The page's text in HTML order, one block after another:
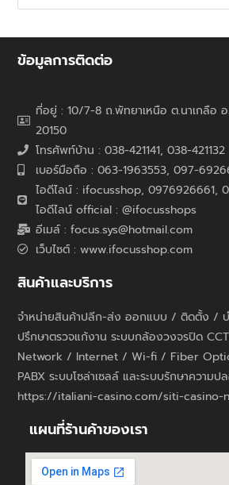
ข้อมูลการติดต่อ
ที่อยู่ : 10/7-8 ถ.พัทยาเหนือ ต.นาเกลือ
20150
โทรศัพท์บ้าน : 038-421141, 038-421132
เบอร์มือถือ : 063-1963553, 097-
ไอดีไลน์ : ifocusshop, 0976926661,
ไอดีไลน์ official : @ifocusshops
อีเมล์ : focus.sys@hotmail.com
เว็บไซต์ : www.ifocusshop.com
สินค้าและบริการ
จำหน่ายสินค้าปลีก-ส่ง ออกแบบ / ติดตั้ง / บ
ปรึกษาตรวจแก้งาน ระบบกล้องวงจรปิด
Network / Internet / Wi-fi / Fiber
PABX ระบบโซล่าเซลล์ และระบบรักษาความ
https://italiani-casino.com/siti-casino-
แผนที่ร้านค้าของเรา